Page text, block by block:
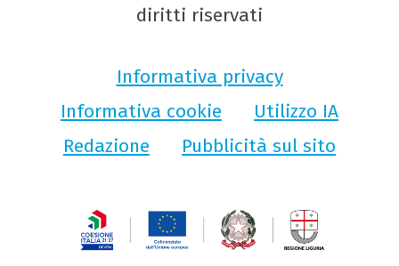
diritti riservati
Informativa privacy
Informativa cookie
Utilizzo IA
Redazione
Pubblicità sul sito